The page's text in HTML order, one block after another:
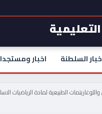
السلطنة اخبار
الطبيعية لمادة الرياضيات